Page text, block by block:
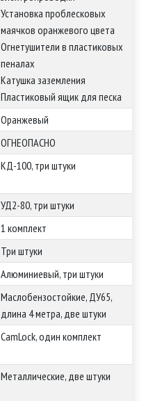
Установка проблесковых
маячков оранжевого цвета
Огнетушители в пластиковых
пеналах
Катушка заземления
Пластиковый ящик для песка
Оранжевый
ОГНЕОПАСНО
КД-100, три штуки
УД2-80, три штуки
1 комплект
Три штуки
Алюминиевый, три штуки
Маслобензостойкие, ДУ65,
длина 4 метра, две штуки
CamLock, один комплект
Металлические, две штуки